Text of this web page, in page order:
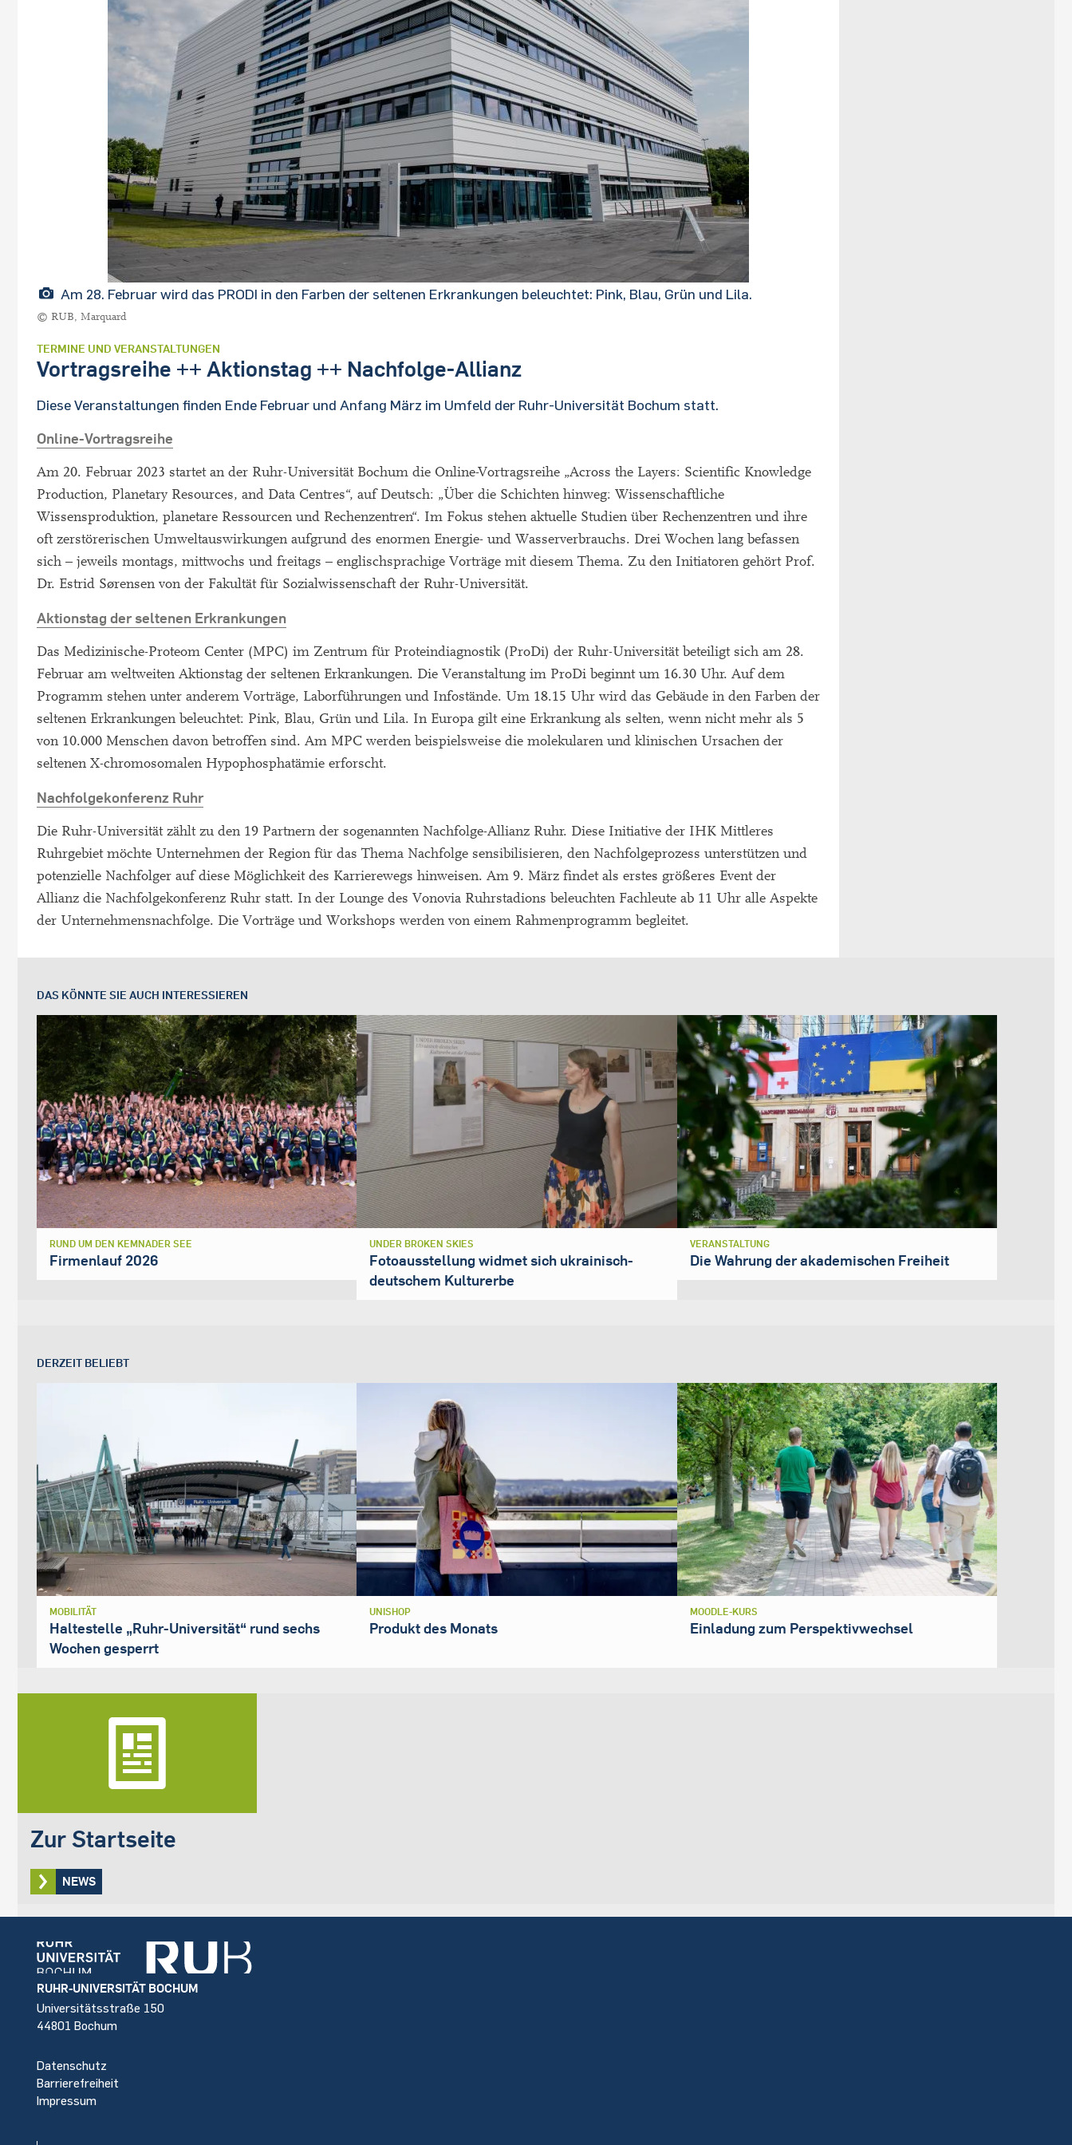
Am 28. Februar wird das PRODI in den Farben der seltenen Erkrankungen beleuchtet: Pink, Blau, Grün und Lila.
© RUB, Marquard
TERMINE UND VERANSTALTUNGEN
Vortragsreihe ++ Aktionstag ++ Nachfolge-Allianz
Diese Veranstaltungen finden Ende Februar und Anfang März im Umfeld der Ruhr-Universität Bochum statt.
Online-Vortragsreihe
Am 20. Februar 2023 startet an der Ruhr-Universität Bochum die Online-Vortragsreihe „Across the Layers: Scientific Knowledge
Production, Planetary Resources, and Data Centres“, auf Deutsch: „Über die Schichten hinweg: Wissenschaftliche
Wissensproduktion, planetare Ressourcen und Rechenzentren“. Im Fokus stehen aktuelle Studien über Rechenzentren und ihre
oft zerstörerischen Umweltauswirkungen aufgrund des enormen Energie- und Wasserverbrauchs. Drei Wochen lang befassen
sich – jeweils montags, mittwochs und freitags – englischsprachige Vorträge mit diesem Thema. Zu den Initiatoren gehört Prof.
Dr. Estrid Sørensen von der Fakultät für Sozialwissenschaft der Ruhr-Universität.
Aktionstag der seltenen Erkrankungen
Das Medizinische-Proteom Center (MPC) im Zentrum für Proteindiagnostik (ProDi) der Ruhr-Universität beteiligt sich am 28.
Februar am weltweiten Aktionstag der seltenen Erkrankungen. Die Veranstaltung im ProDi beginnt um 16.30 Uhr. Auf dem
Programm stehen unter anderem Vorträge, Laborführungen und Infostände. Um 18.15 Uhr wird das Gebäude in den Farben der
seltenen Erkrankungen beleuchtet: Pink, Blau, Grün und Lila. In Europa gilt eine Erkrankung als selten, wenn nicht mehr als 5
von 10.000 Menschen davon betroffen sind. Am MPC werden beispielsweise die molekularen und klinischen Ursachen der
seltenen X-chromosomalen Hypophosphatämie erforscht.
Nachfolgekonferenz Ruhr
Die Ruhr-Universität zählt zu den 19 Partnern der sogenannten Nachfolge-Allianz Ruhr. Diese Initiative der IHK Mittleres
Ruhrgebiet möchte Unternehmen der Region für das Thema Nachfolge sensibilisieren, den Nachfolgeprozess unterstützen und
potenzielle Nachfolger auf diese Möglichkeit des Karrierewegs hinweisen. Am 9. März findet als erstes größeres Event der
Allianz die Nachfolgekonferenz Ruhr statt. In der Lounge des Vonovia Ruhrstadions beleuchten Fachleute ab 11 Uhr alle Aspekte
der Unternehmensnachfolge. Die Vorträge und Workshops werden von einem Rahmenprogramm begleitet.
DAS KÖNNTE SIE AUCH INTERESSIEREN
RUND UM DEN KEMNADER SEE
Firmenlauf 2026
UNDER BROKEN SKIES
Fotoausstellung widmet sich ukrainisch-
deutschem Kulturerbe
VERANSTALTUNG
Die Wahrung der akademischen Freiheit
DERZEIT BELIEBT
MOBILITÄT
Haltestelle „Ruhr-Universität“ rund sechs
Wochen gesperrt
UNISHOP
Produkt des Monats
MOODLE-KURS
Einladung zum Perspektivwechsel
Zur Startseite
NEWS
Footer
RUHR-UNIVERSITÄT BOCHUM
Universitätsstraße 150
44801 Bochum
Datenschutz
Barrierefreiheit
Impressum